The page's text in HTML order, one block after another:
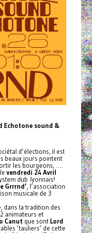
Echotone sound &
d’élections, il est
beaux jours pointent
les bourgeons, ….
vendredi 24 Avril
dub lyonnais!
Grrrnd’, l’association
musicale de 3
dans la tradition des
animateurs et
Canut que sont Lord
‘tauliers’ de cette